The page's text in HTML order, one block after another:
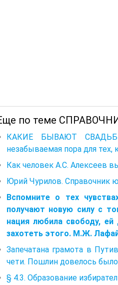
по теме
КАКИЕ БЫВАЮТ
незабываемая пора для тех,
Как человек А.С. Алексеев
Юрий Чурилов. Справочник
Вспомните о тех
получают новую силу с
нация любила свободу,
захотеть этого. М.Ж.
Запечатана грамота в
чети. Пошлин довелось было
§ 4.3. Образование